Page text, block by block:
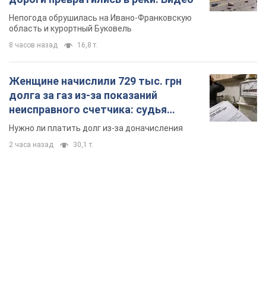
Непогода обрушилась на Ивано-Франковскую
область и курортный Буковель
8 часов назад 16,8 т.
Женщине начислили 729 тыс. грн
долга за газ из-за показаний
неисправного счетчика: судья
вынес неожиданное решение
Нужно ли платить долг из-за доначисления
2 часа назад 30,1 т.